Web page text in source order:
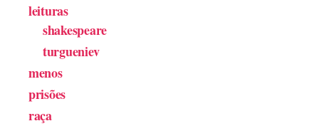
leituras
shakespeare
turgueniev
menos
prisões
raça